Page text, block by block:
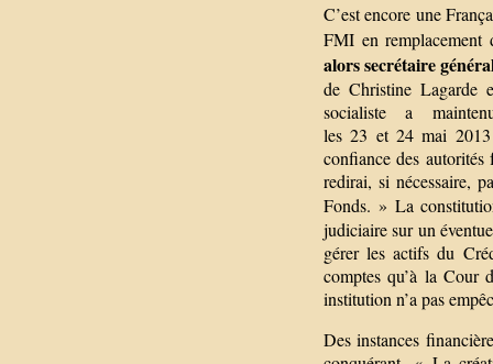
C’est encore une
FMI en
alors secrétaire
de Christine Lagarde
socialiste a
les 23 et 24 mai
confiance des
redirai, si nécessaire,
Fonds. » La
judiciaire sur un
gérer les actifs du
comptes qu’à la Cour
institution n’a pas
Des instances